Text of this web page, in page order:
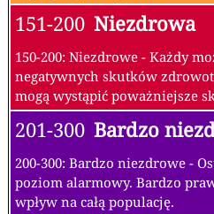
151-200 Niezdrowa
150-200: Niezdrowe - Każdy
negatywnych skutków
mogą wystąpić poważniejsze
201-300 Bardzo
200-300: Bardzo niezdrowe -
poziom alarmowy. Bardzo
wpływ na całą populację.